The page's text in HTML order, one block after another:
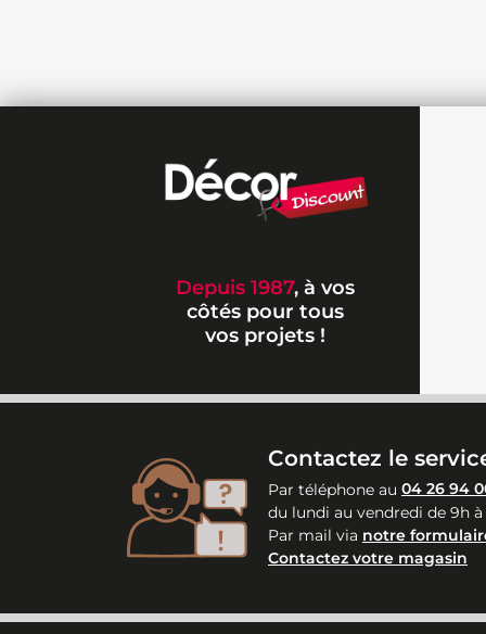
Depuis 1987, à vos
côtés pour tous
vos projets !
Contactez le
Par téléphone au 04 26 94
du lundi au vendredi de 9h à
Par mail via notre
Contactez votre magasin